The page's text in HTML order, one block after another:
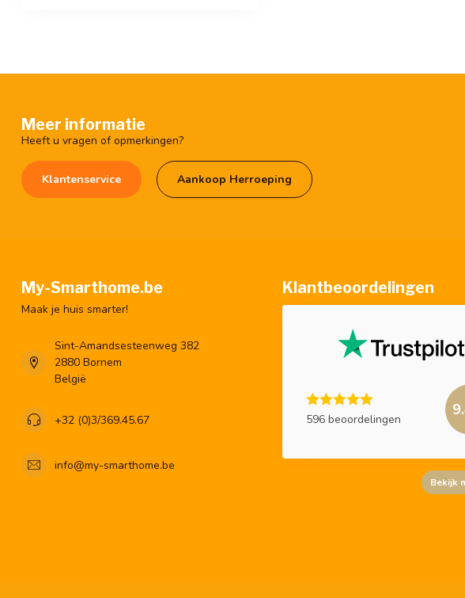
Meer informatie
Heeft u vragen of opmerkingen?
Klantenservice Aankoop Herroeping
My-Smarthome.be
Maak je huis smarter!
Sint-Amandsesteenweg 382
2880 Bornem
België
+32 (0)3/369.45.67
info@my-smarthome.be
Klantbeoordelingen
596 beoordelingen
Bekijk